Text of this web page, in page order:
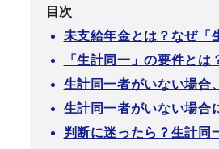
目次
未支給年金とは？なぜ「
「生計同一」の要件と
生計同一者がいない場合
生計同一者がいない場合
判断に迷ったら？生計同